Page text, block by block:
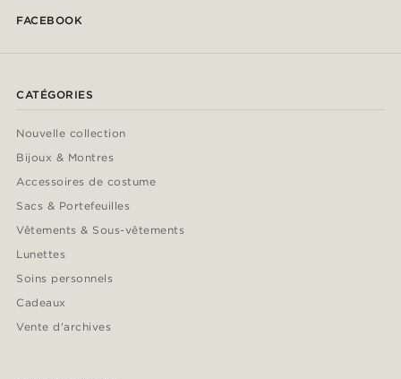
FACEBOOK
CATÉGORIES
Nouvelle collection
Bijoux & Montres
Accessoires de costume
Sacs & Portefeuilles
Vêtements & Sous-vêtements
Lunettes
Soins personnels
Cadeaux
Vente d'archives